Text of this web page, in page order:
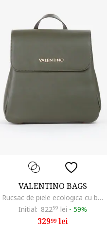
VALENTINO BAGS
Rucsac de piele ecologica cu barete ajustabile, Kaki
Initial: 82259 lei - 59%
32999lei